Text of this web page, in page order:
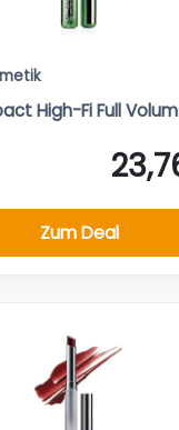
High-Fi Full
Zum Deal